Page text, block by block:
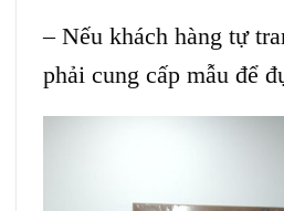
– Nếu khách hàng tự
phải cung cấp mẫu để